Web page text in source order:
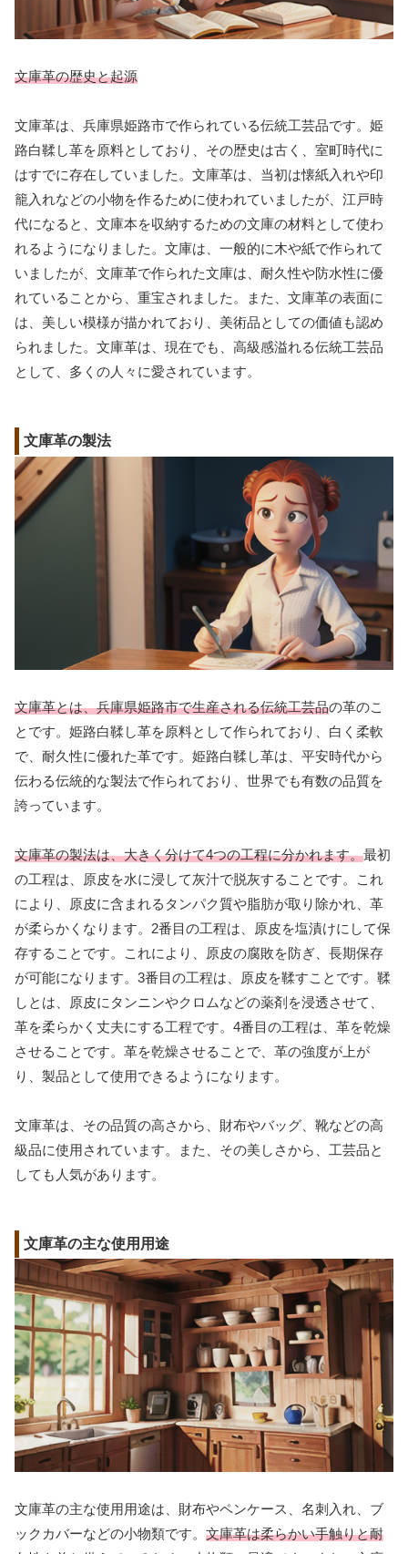
文庫革の歴史と起源
文庫革は、兵庫県姫路市で作られている伝統工芸品です。姫
路白鞣し革を原料としており、その歴史は古く、室町時代に
はすでに存在していました。文庫革は、当初は懐紙入れや印
籠入れなどの小物を作るために使われていましたが、江戸時
代になると、文庫本を収納するための文庫の材料として使わ
れるようになりました。文庫は、一般的に木や紙で作られて
いましたが、文庫革で作られた文庫は、耐久性や防水性に優
れていることから、重宝されました。また、文庫革の表面に
は、美しい模様が描かれており、美術品としての価値も認め
られました。文庫革は、現在でも、高級感溢れる伝統工芸品
として、多くの人々に愛されています。
文庫革の製法
文庫革とは、兵庫県姫路市で生産される伝統工芸品の革のこ
とです。姫路白鞣し革を原料として作られており、白く柔軟
で、耐久性に優れた革です。姫路白鞣し革は、平安時代から
伝わる伝統的な製法で作られており、世界でも有数の品質を
誇っています。
文庫革の製法は、大きく分けて4つの工程に分かれます。最初
の工程は、原皮を水に浸して灰汁で脱灰することです。これ
により、原皮に含まれるタンパク質や脂肪が取り除かれ、革
が柔らかくなります。2番目の工程は、原皮を塩漬けにして保
存することです。これにより、原皮の腐敗を防ぎ、長期保存
が可能になります。3番目の工程は、原皮を鞣すことです。鞣
しとは、原皮にタンニンやクロムなどの薬剤を浸透させて、
革を柔らかく丈夫にする工程です。4番目の工程は、革を乾燥
させることです。革を乾燥させることで、革の強度が上が
り、製品として使用できるようになります。
文庫革は、その品質の高さから、財布やバッグ、靴などの高
級品に使用されています。また、その美しさから、工芸品と
しても人気があります。
文庫革の主な使用用途
文庫革の主な使用用途は、財布やペンケース、名刺入れ、ブ
ックカバーなどの小物類です。 文庫革は柔らかい手触りと耐